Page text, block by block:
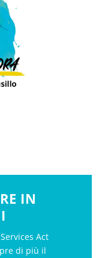
IN
Act
di più il